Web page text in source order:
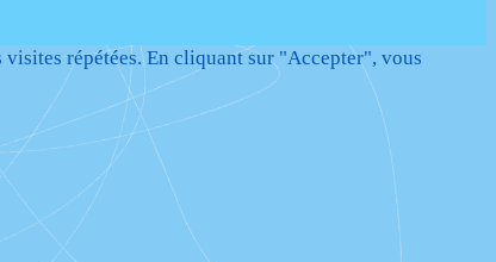
répétées. En cliquant sur "Accepter", vous